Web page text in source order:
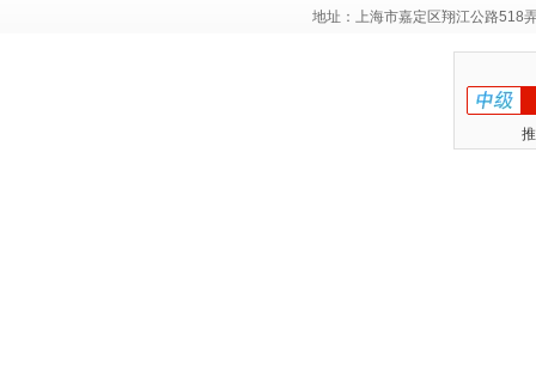
地址：上海市嘉定区翔江公路518